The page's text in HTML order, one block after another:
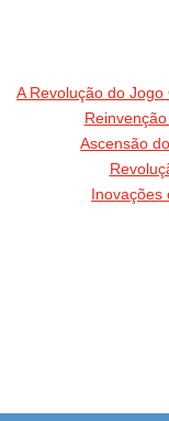
A Revolução do
Ascensão
Inovações